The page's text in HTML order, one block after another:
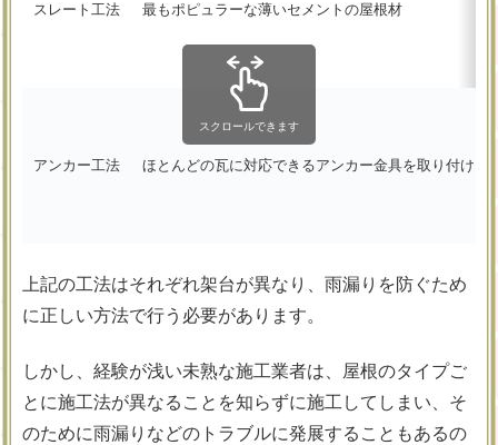
スレート工法 最もポピュラーな薄いセメントの屋根材
アンカー工法 ほとんどの瓦に対応できるアンカー金具を取り付ける
スクロールできます
上記の工法はそれぞれ架台が異なり、雨漏りを防ぐため
に正しい方法で行う必要があります。
しかし、経験が浅い未熟な施工業者は、屋根のタイプご
とに施工法が異なることを知らずに施工してしまい、そ
のために雨漏りなどのトラブルに発展することもあるの